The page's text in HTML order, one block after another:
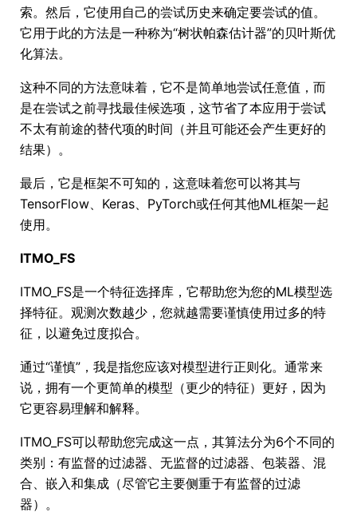
索。然后，它使用自己的尝试历史来确定要尝试的值。
它用于此的方法是一种称为“树状帕森估计器”的贝叶斯优
化算法。
这种不同的方法意味着，它不是简单地尝试任意值，而
是在尝试之前寻找最佳候选项，这节省了本应用于尝试
不太有前途的替代项的时间（并且可能还会产生更好的
结果）。
最后，它是框架不可知的，这意味着您可以将其与
TensorFlow、Keras、PyTorch或任何其他ML框架一起
使用。
ITMO_FS
ITMO_FS是一个特征选择库，它帮助您为您的ML模型选
择特征。观测次数越少，您就越需要谨慎使用过多的特
征，以避免过度拟合。
通过“谨慎”，我是指您应该对模型进行正则化。通常来
说，拥有一个更简单的模型（更少的特征）更好，因为
它更容易理解和解释。
ITMO_FS可以帮助您完成这一点，其算法分为6个不同的
类别：有监督的过滤器、无监督的过滤器、包装器、混
合、嵌入和集成（尽管它主要侧重于有监督的过滤
器）。